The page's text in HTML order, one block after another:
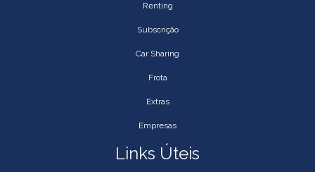
Renting
Subscrição
Car Sharing
Frota
Extras
Empresas
Links Úteis